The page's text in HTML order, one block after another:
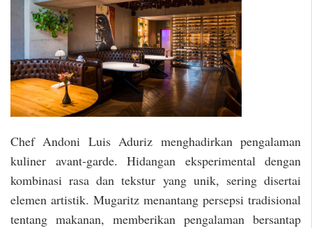
Chef Andoni Luis Aduriz menghadirkan pengalaman
kuliner avant-garde. Hidangan eksperimental dengan
kombinasi rasa dan tekstur yang unik, sering disertai
elemen artistik. Mugaritz menantang persepsi tradisional
tentang makanan, memberikan pengalaman bersantap